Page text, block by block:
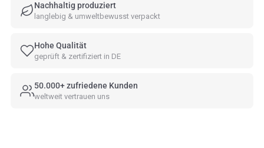
Nachhaltig produziert
langlebig & umweltbewusst verpackt
Hohe Qualität
geprüft & zertifiziert in DE
50.000+ zufriedene Kunden
weltweit vertrauen uns